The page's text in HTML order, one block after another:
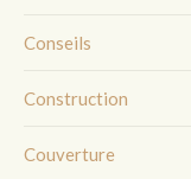
Conseils
Construction
Couverture